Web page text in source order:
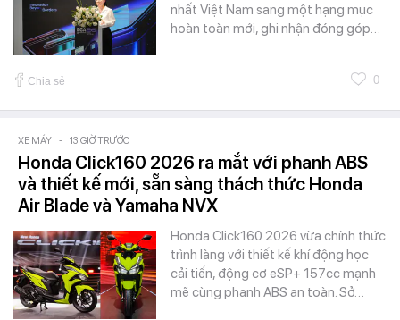
nhất Việt Nam sang một hạng mục
hoàn toàn mới, ghi nhận đóng góp…
Chia sẻ 0
XE MÁY - 13 GIỜ TRƯỚC
Honda Click160 2026 ra mắt với phanh ABS
và thiết kế mới, sẵn sàng thách thức Honda
Air Blade và Yamaha NVX
Honda Click160 2026 vừa chính thức
trình làng với thiết kế khí động học
cải tiến, động cơ eSP+ 157cc mạnh
mẽ cùng phanh ABS an toàn. Sở…